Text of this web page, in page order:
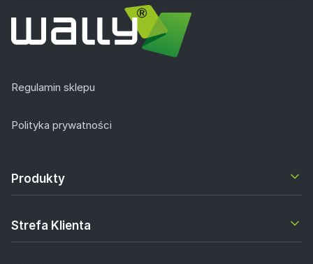
Regulamin sklepu
Polityka prywatności
Produkty
Strefa Klienta